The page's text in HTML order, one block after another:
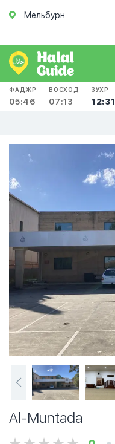
Мельбурн
ФАДЖР
05:46
ВОСХОД
07:13
ЗУХР
12:31
Al-Muntada